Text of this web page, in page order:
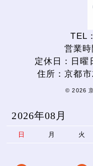
TEL
営業
定休日：日曜
住所：京都
© 2026
2026年08月
日 月 火